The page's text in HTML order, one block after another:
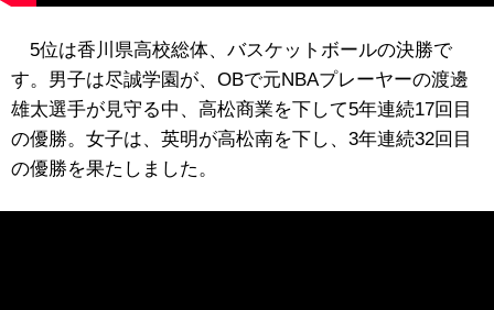
5位は香川県高校総体、バスケットボールの決勝で
す。男子は尽誠学園が、OBで元NBAプレーヤーの渡邊
雄太選手が見守る中、高松商業を下して5年連続17回目
の優勝。女子は、英明が高松南を下し、3年連続32回目
の優勝を果たしました。